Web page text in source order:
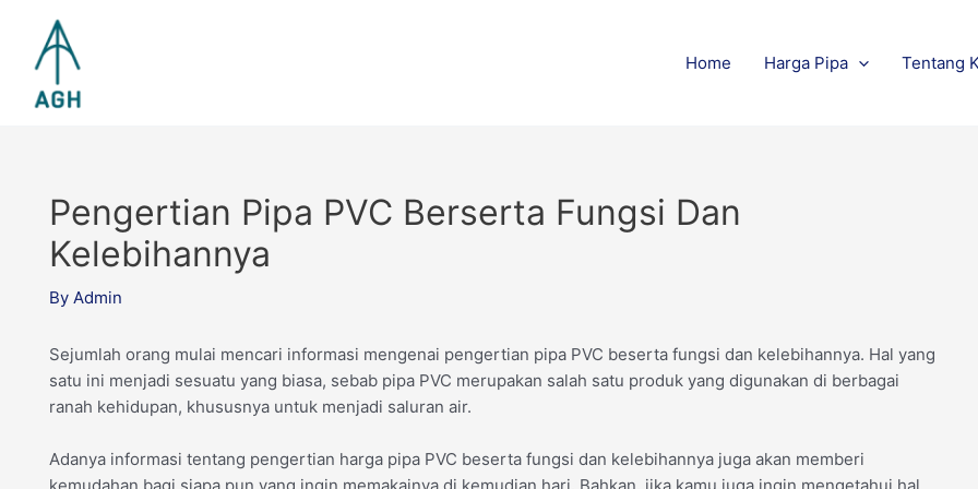
content
Home Harga Pipa Tentang
Pengertian Pipa PVC Berserta Fungsi Dan
Kelebihannya
By Admin
Sejumlah orang mulai mencari informasi mengenai pengertian pipa PVC beserta fungsi dan kelebihannya. Hal yang
satu ini menjadi sesuatu yang biasa, sebab pipa PVC merupakan salah satu produk yang digunakan di berbagai
ranah kehidupan, khususnya untuk menjadi saluran air.
Adanya informasi tentang pengertian harga pipa PVC beserta fungsi dan kelebihannya juga akan memberi